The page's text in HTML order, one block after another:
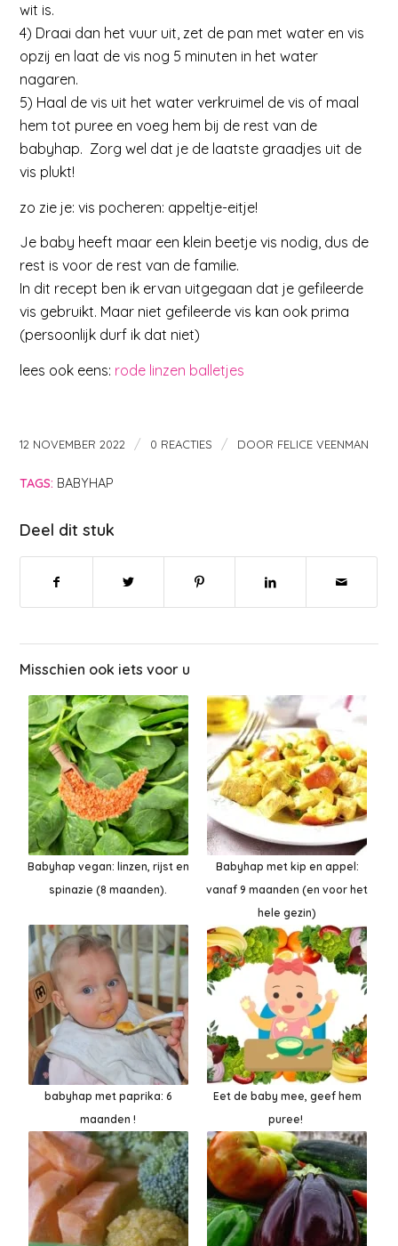
wit is.
4) Draai dan het vuur uit, zet de pan met water en vis
opzij en laat de vis nog 5 minuten in het water
nagaren.
5) Haal de vis uit het water verkruimel de vis of maal
hem tot puree en voeg hem bij de rest van de
babyhap. Zorg wel dat je de laatste graadjes uit de
vis plukt!
zo zie je: vis pocheren: appeltje-eitje!
Je baby heeft maar een klein beetje vis nodig, dus de
rest is voor de rest van de familie.
In dit recept ben ik ervan uitgegaan dat je gefileerde
vis gebruikt. Maar niet gefileerde vis kan ook prima
(persoonlijk durf ik dat niet)
lees ook eens: rode linzen balletjes
12 NOVEMBER 2022 / 0 REACTIES / DOOR FELICE VEENMAN
TAGS: BABYHAP
Deel dit stuk
Misschien ook iets voor u
Babyhap vegan: linzen, rijst en
spinazie (8 maanden).
Babyhap met kip en appel:
vanaf 9 maanden (en voor het
hele gezin)
babyhap met paprika: 6
maanden !
Eet de baby mee, geef hem
puree!